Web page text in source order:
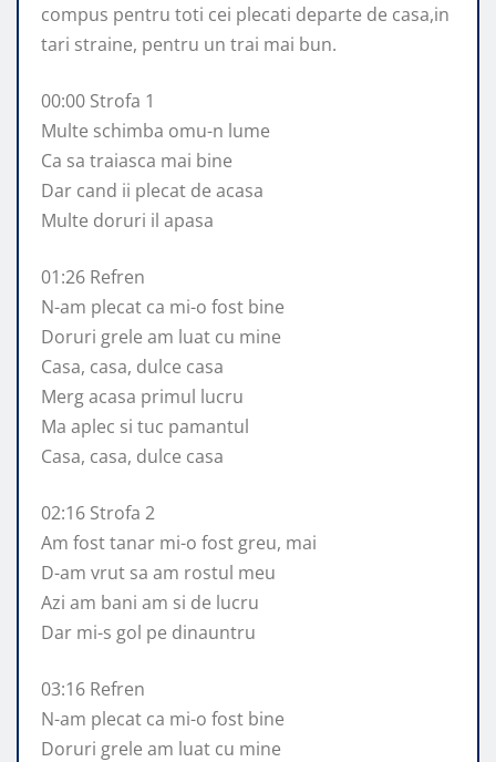
compus pentru toti cei plecati departe de casa,in
tari straine, pentru un trai mai bun.
00:00 Strofa 1
Multe schimba omu-n lume
Ca sa traiasca mai bine
Dar cand ii plecat de acasa
Multe doruri il apasa
01:26 Refren
N-am plecat ca mi-o fost bine
Doruri grele am luat cu mine
Casa, casa, dulce casa
Merg acasa primul lucru
Ma aplec si tuc pamantul
Casa, casa, dulce casa
02:16 Strofa 2
Am fost tanar mi-o fost greu, mai
D-am vrut sa am rostul meu
Azi am bani am si de lucru
Dar mi-s gol pe dinauntru
03:16 Refren
N-am plecat ca mi-o fost bine
Doruri grele am luat cu mine